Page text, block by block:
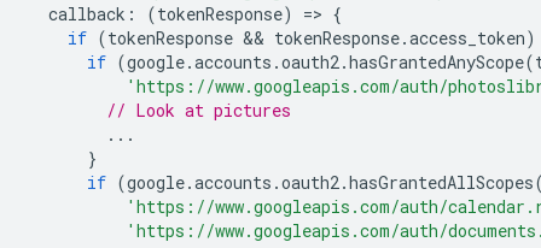
callback : (tokenResponse) => {
if (tokenResponse && tokenResponse.access_token)
if (google.accounts .oauth2.hasGrantedAnyScope(
'https://www.googleapis.com/auth/
// Look at pictures
...
}
if (google.accounts .oauth2.hasGrantedAllScopes
'https://www.googleapis.com/auth/
'https://www.googleapis.com/auth/